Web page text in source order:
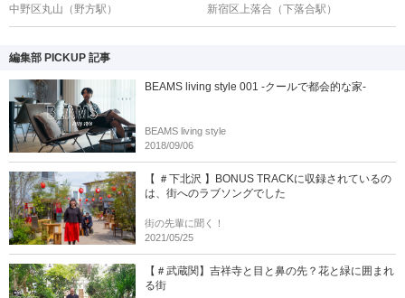
中野区丸山 （野方駅）
新宿区上落合 （下落合駅）
編集部 PICKUP 記事
BEAMS living style 001 -クールで都会的な家-
BEAMS living style
2018/09/06
【 ＃下北沢 】BONUS TRACKに収録されているの
は、街へのラブソングでした
街の先輩に聞く！
2021/05/25
【＃武蔵関】吉祥寺と目と鼻の先？花と緑に囲まれ
る街